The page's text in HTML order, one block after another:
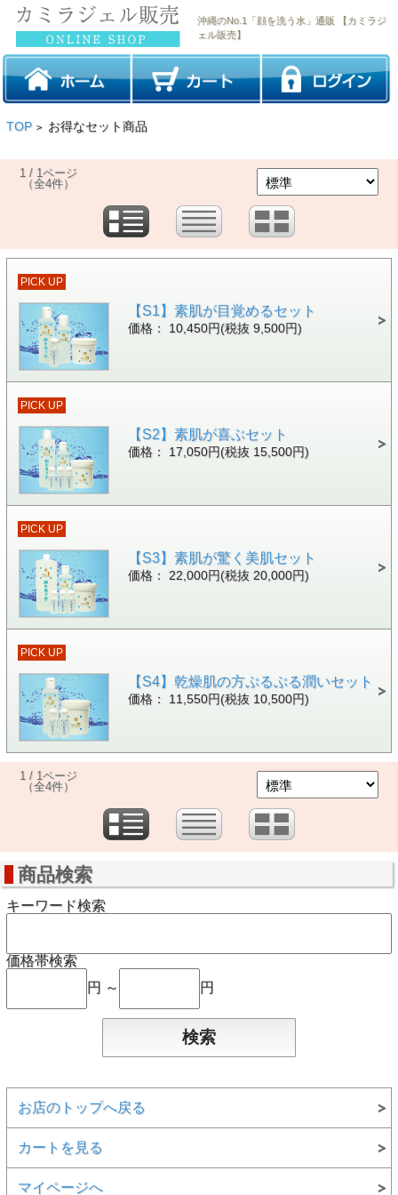
沖縄のNo.1「顔を洗う水」通販 【カミラジ
ェル販売】
TOP > お得なセット商品
1 / 1ページ
（全4件）
PICK UP
【S1】素肌が目覚めるセット
価格： 10,450円(税抜 9,500円)
PICK UP
【S2】素肌が喜ぶセット
価格： 17,050円(税抜 15,500円)
PICK UP
【S3】素肌が驚く美肌セット
価格： 22,000円(税抜 20,000円)
PICK UP
【S4】乾燥肌の方ぷるぷる潤いセット
価格： 11,550円(税抜 10,500円)
1 / 1ページ
（全4件）
商品検索
キーワード検索
価格帯検索
円 ～
円
お店のトップへ戻る
カートを見る
マイページへ